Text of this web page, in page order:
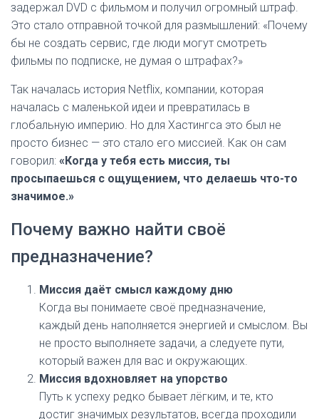
задержал DVD с фильмом и получил огромный штраф.
Это стало отправной точкой для размышлений: «Почему
бы не создать сервис, где люди могут смотреть
фильмы по подписке, не думая о штрафах?»
Так началась история Netflix, компании, которая
началась с маленькой идеи и превратилась в
глобальную империю. Но для Хастингса это был не
просто бизнес — это стало его миссией. Как он сам
говорил: «Когда у тебя есть миссия, ты
просыпаешься с ощущением, что делаешь что-то
значимое.»
Почему важно найти своё
предназначение?
Миссия даёт смысл каждому дню
Когда вы понимаете своё предназначение,
каждый день наполняется энергией и смыслом. Вы
не просто выполняете задачи, а следуете пути,
который важен для вас и окружающих.
Миссия вдохновляет на упорство
Путь к успеху редко бывает лёгким, и те, кто
достиг значимых результатов, всегда проходили